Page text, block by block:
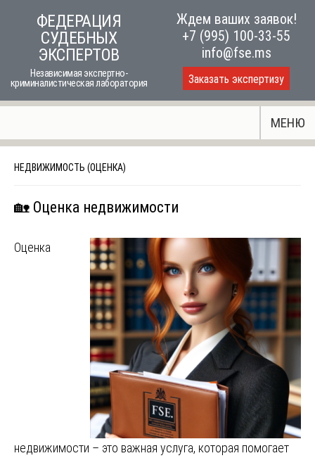
ФЕДЕРАЦИЯ
СУДЕБНЫХ
ЭКСПЕРТОВ
Независимая экспертно-
криминалистическая лаборатория
Ждем ваших заявок!
+7 (995) 100-33-55
info@fse.ms
Заказать экспертизу
МЕНЮ
НЕДВИЖИМОСТЬ (ОЦЕНКА)
🏡 Оценка недвижимости
Оценка
недвижимости – это важная услуга, которая помогает